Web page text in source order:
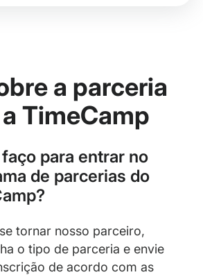
a parceria
TimeCamp
para entrar no
de parcerias do
tornar nosso parceiro,
o tipo de parceria e envie
de acordo com as